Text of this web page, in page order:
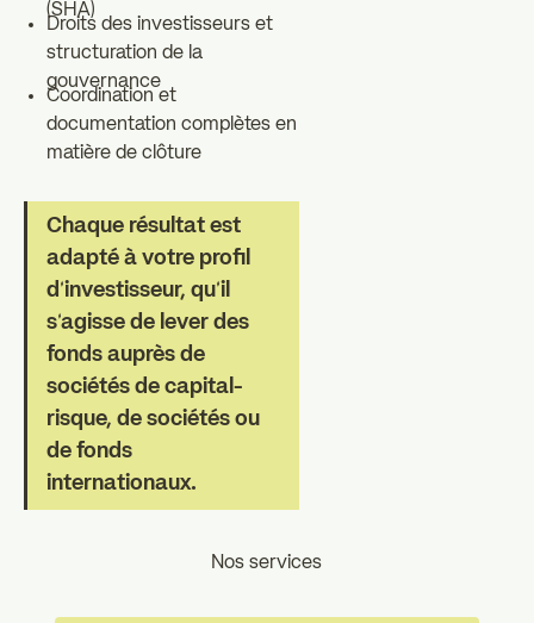
(SHA)
Droits des investisseurs et
structuration de la
gouvernance
Coordination et
documentation complètes en
matière de clôture
Chaque résultat est
adapté à votre profil
d'investisseur, qu'il
s'agisse de lever des
fonds auprès de
sociétés de capital-
risque, de sociétés ou
de fonds
internationaux.
Nos services